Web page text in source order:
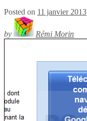
Posted on 11 janvier 2013
by Rémi Morin